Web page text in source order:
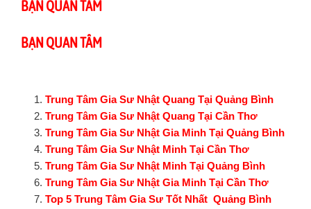
BẠN QUAN TÂM
BẠN QUAN TÂM
Trung Tâm Gia Sư Nhật Quang Tại Quảng Bình
Trung Tâm Gia Sư Nhật Quang Tại Cần Thơ
Trung Tâm Gia Sư Nhật Gia Minh Tại Quảng Bình
Trung Tâm Gia Sư Nhật Minh Tại Cần Thơ
Trung Tâm Gia Sư Nhật Minh Tại Quảng Bình
Trung Tâm Gia Sư Nhật Gia Minh Tại Cần Thơ
Top 5 Trung Tâm Gia Sư Tốt Nhất Quảng Bình